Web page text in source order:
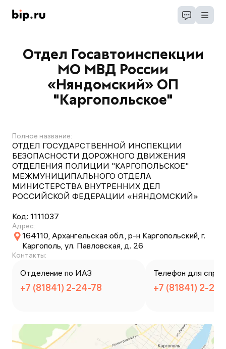
Отдел Госавтоинспекции
МО МВД России
«Няндомский» ОП
"Каргопольское"
Полное название:
ОТДЕЛ ГОСУДАРСТВЕННОЙ ИНСПЕКЦИИ
БЕЗОПАСНОСТИ ДОРОЖНОГО ДВИЖЕНИЯ
ОТДЕЛЕНИЯ ПОЛИЦИИ "КАРГОПОЛЬСКОЕ"
МЕЖМУНИЦИПАЛЬНОГО ОТДЕЛА
МИНИСТЕРСТВА ВНУТРЕННИХ ДЕЛ
РОССИЙСКОЙ ФЕДЕРАЦИИ «НЯНДОМСКИЙ»
Код: 1111037
Адрес:
164110, Архангельская обл., р-н Каргопольский, г.
Каргополь, ул. Павловская, д. 26
Контакты:
Отделение по ИАЗ
+7 (81841) 2-24-78
Телефон для
+7 (81841) 2-